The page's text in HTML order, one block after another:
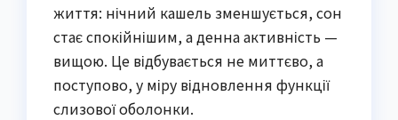
життя: нічний кашель зменшується, сон
стає спокійнішим, а денна активність —
вищою. Це відбувається не миттєво, а
поступово, у міру відновлення функції
слизової оболонки.